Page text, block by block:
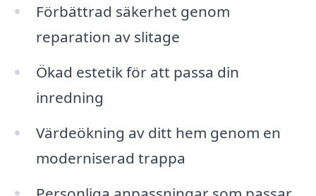
Förbättrad säkerhet genom
reparation av slitage
Ökad estetik för att passa din
inredning
Värdeökning av ditt hem genom en
moderniserad trappa